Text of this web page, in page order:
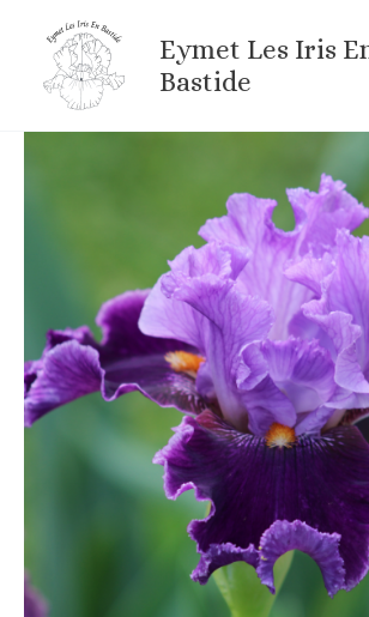
contenu
Eymet Les Iris
Bastide